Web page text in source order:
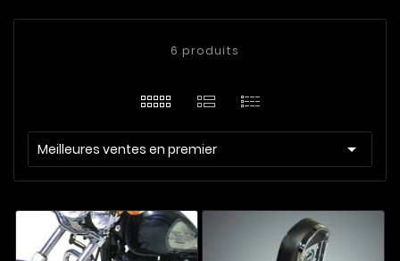
6 produits
Meilleures ventes en premier 